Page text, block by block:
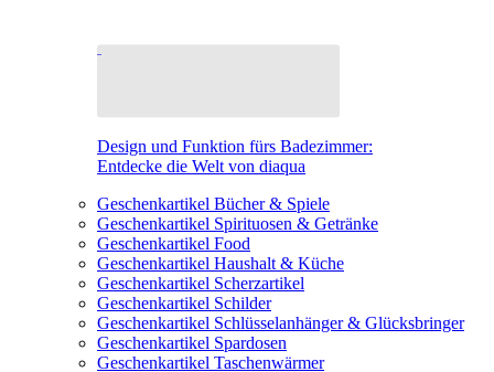
Design und Funktion fürs Badezimmer:
Entdecke die Welt von diaqua
Geschenkartikel Bücher & Spiele
Geschenkartikel Spirituosen & Getränke
Geschenkartikel Food
Geschenkartikel Haushalt & Küche
Geschenkartikel Scherzartikel
Geschenkartikel Schilder
Geschenkartikel Schlüsselanhänger & Glücksbringer
Geschenkartikel Spardosen
Geschenkartikel Taschenwärmer